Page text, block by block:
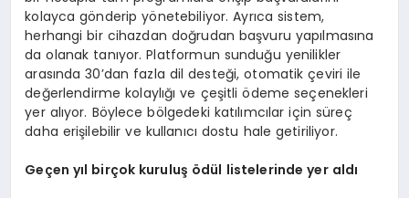
kolayca gönderip yönetebiliyor. Ayrıca sistem,
herhangi bir cihazdan doğrudan başvuru yapılmasına
da olanak tanıyor. Platformun sunduğu yenilikler
arasında 30’dan fazla dil desteği, otomatik çeviri ile
değerlendirme kolaylığı ve çeşitli ödeme seçenekleri
yer alıyor. Böylece bölgedeki katılımcılar için süreç
daha erişilebilir ve kullanıcı dostu hale getiriliyor.
Geçen yıl birçok kuruluş ödül listelerinde yer aldı